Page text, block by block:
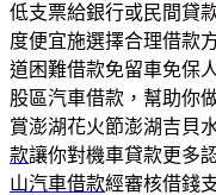
低支票給銀行或民間貸
度便宜施選擇合理借款
道困難借款免留車免保
股區汽車借款，幫助你
賞澎湖花火節澎湖吉貝
款讓你對機車貸款更多
山汽車借款經審核借錢